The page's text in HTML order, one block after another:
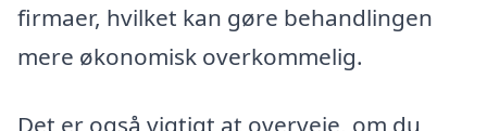
firmaer, hvilket kan gøre behandlingen
mere økonomisk overkommelig.
Det er også vigtigt at overveje, om du